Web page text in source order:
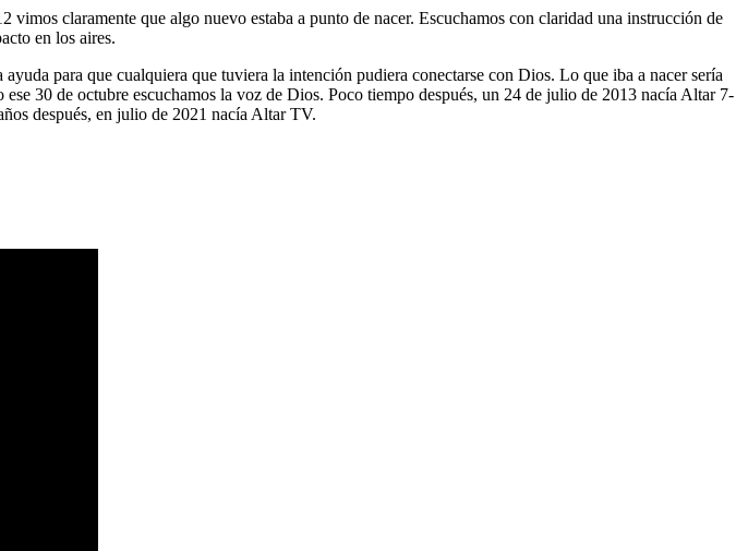
claramente que algo nuevo estaba a punto de nacer. Escuchamos con claridad una instrucción de
en los aires.
para que cualquiera que tuviera la intención pudiera conectarse con Dios. Lo que iba a nacer sería
30 de octubre escuchamos la voz de Dios. Poco tiempo después, un 24 de julio de 2013 nacía Altar 7-
después, en julio de 2021 nacía Altar TV.